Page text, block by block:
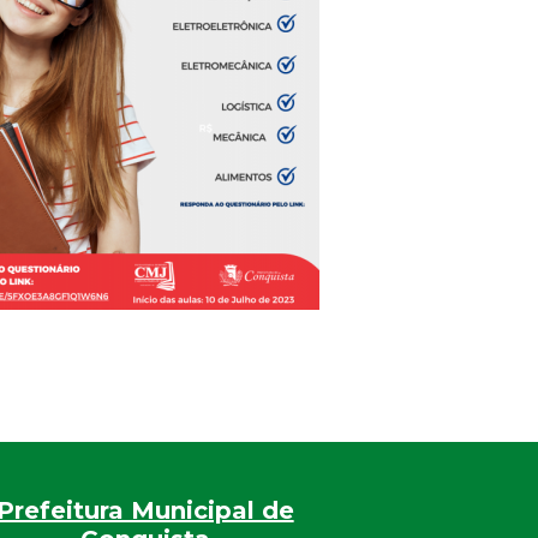
Prefeitura Municipal de